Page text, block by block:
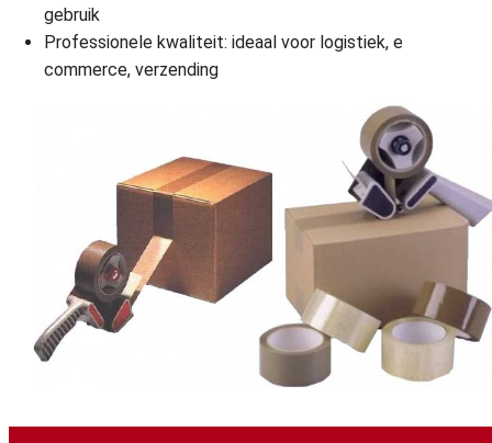
gebruik
Professionele kwaliteit: ideaal voor logistiek, e
commerce, verzending